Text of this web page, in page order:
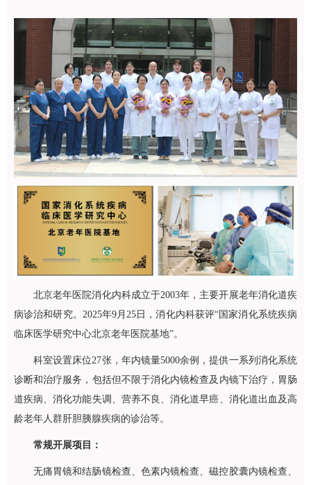
北京老年医院消化内科成立于2003年，主要开展老年消化道疾
病诊治和研究。2025年9月25日，消化内科获评“国家消化系统疾病
临床医学研究中心北京老年医院基地”。
科室设置床位27张，年内镜量5000余例，提供一系列消化系统
诊断和治疗服务，包括但不限于消化内镜检查及内镜下治疗，胃肠
道疾病、消化功能失调、营养不良、消化道早癌、消化道出血及高
龄老年人群肝胆胰腺疾病的诊治等。
常规开展项目：
无痛胃镜和结肠镜检查、色素内镜检查、磁控胶囊内镜检查、